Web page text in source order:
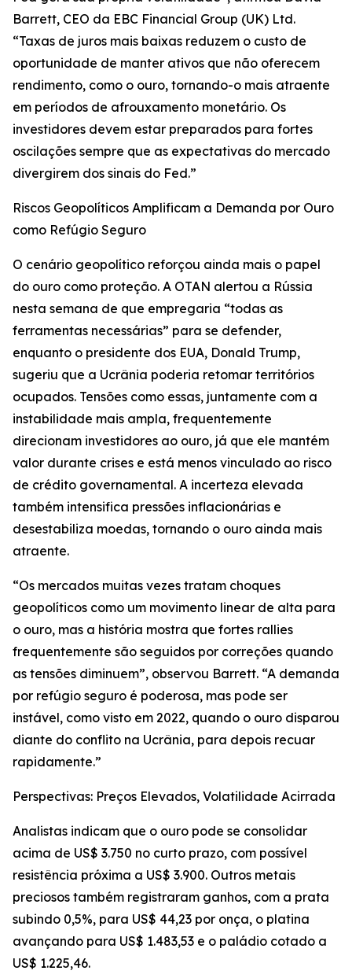
Barrett, CEO da EBC Financial Group (UK) Ltd.
“Taxas de juros mais baixas reduzem o custo de
oportunidade de manter ativos que não oferecem
rendimento, como o ouro, tornando-o mais atraente
em períodos de afrouxamento monetário. Os
investidores devem estar preparados para fortes
oscilações sempre que as expectativas do mercado
divergirem dos sinais do Fed.”
Riscos Geopolíticos Amplificam a Demanda por Ouro
como Refúgio Seguro
O cenário geopolítico reforçou ainda mais o papel
do ouro como proteção. A OTAN alertou a Rússia
nesta semana de que empregaria “todas as
ferramentas necessárias” para se defender,
enquanto o presidente dos EUA, Donald Trump,
sugeriu que a Ucrânia poderia retomar territórios
ocupados. Tensões como essas, juntamente com a
instabilidade mais ampla, frequentemente
direcionam investidores ao ouro, já que ele mantém
valor durante crises e está menos vinculado ao risco
de crédito governamental. A incerteza elevada
também intensifica pressões inflacionárias e
desestabiliza moedas, tornando o ouro ainda mais
atraente.
“Os mercados muitas vezes tratam choques
geopolíticos como um movimento linear de alta para
o ouro, mas a história mostra que fortes rallies
frequentemente são seguidos por correções quando
as tensões diminuem”, observou Barrett. “A demanda
por refúgio seguro é poderosa, mas pode ser
instável, como visto em 2022, quando o ouro disparou
diante do conflito na Ucrânia, para depois recuar
rapidamente.”
Perspectivas: Preços Elevados, Volatilidade Acirrada
Analistas indicam que o ouro pode se consolidar
acima de US$ 3.750 no curto prazo, com possível
resistência próxima a US$ 3.900. Outros metais
preciosos também registraram ganhos, com a prata
subindo 0,5%, para US$ 44,23 por onça, o platina
avançando para US$ 1.483,53 e o paládio cotado a
US$ 1.225,46.